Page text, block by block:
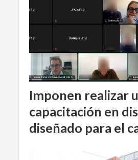
Imponen realizar
capacitación en
diseñado para el